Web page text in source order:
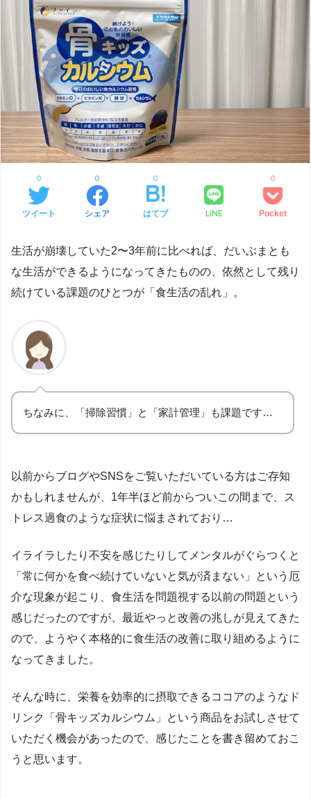
ツイート
0
シェア
0
はてブ
0
LINE Pocket
0
生活が崩壊していた2〜3年前に比べれば、だいぶまとも
な生活ができるようになってきたものの、依然として残り
続けている課題のひとつが「食生活の乱れ」。
ちなみに、「掃除習慣」と「家計管理」も課題です…
以前からブログやSNSをご覧いただいている方はご存知
かもしれませんが、1年半ほど前からついこの間まで、ス
トレス過食のような症状に悩まされており…
イライラしたり不安を感じたりしてメンタルがぐらつくと
「常に何かを食べ続けていないと気が済まない」という厄
介な現象が起こり、食生活を問題視する以前の問題という
感じだったのですが、最近やっと改善の兆しが見えてきた
ので、ようやく本格的に食生活の改善に取り組めるように
なってきました。
そんな時に、栄養を効率的に摂取できるココアのようなド
リンク「骨キッズカルシウム」という商品をお試しさせて
いただく機会があったので、感じたことを書き留めておこ
うと思います。